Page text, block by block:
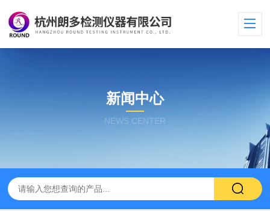
新闻中心
NEWS CENTER